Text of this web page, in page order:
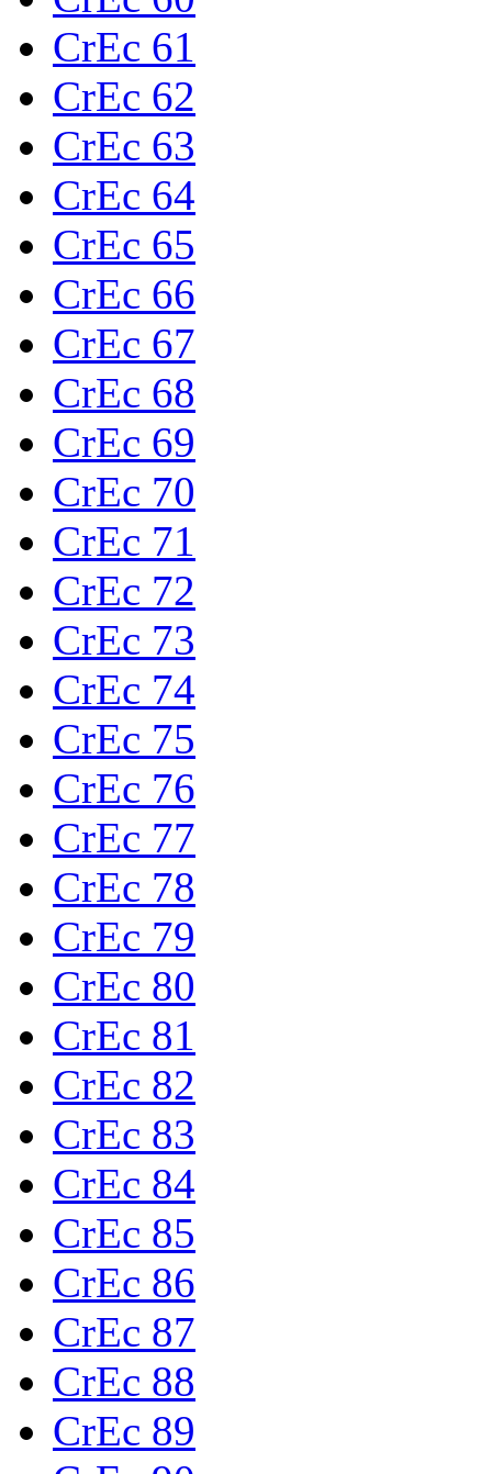
CrEc 61
CrEc 62
CrEc 63
CrEc 64
CrEc 65
CrEc 66
CrEc 67
CrEc 68
CrEc 69
CrEc 70
CrEc 71
CrEc 72
CrEc 73
CrEc 74
CrEc 75
CrEc 76
CrEc 77
CrEc 78
CrEc 79
CrEc 80
CrEc 81
CrEc 82
CrEc 83
CrEc 84
CrEc 85
CrEc 86
CrEc 87
CrEc 88
CrEc 89